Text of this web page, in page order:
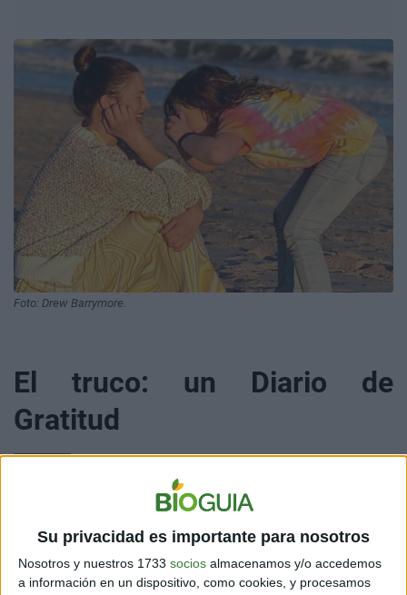
Su privacidad es importante para nosotros
Nosotros y nuestros 1733 socios almacenamos y/o accedemos
a información en un dispositivo, como cookies, y procesamos
Foto: Drew Barrymore.
El truco: un Diario de
Gratitud
bien en compañía de sus dos hijas. El asunto es que,
muchas veces, un acontecimiento negativo acapara
todos nuestros sentidos, hasta el punto de olvidar las